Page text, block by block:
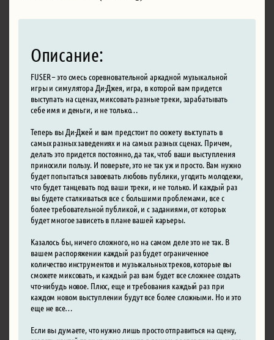
Описание:
FUSER – это смесь соревновательной аркадной музыкальной
игры и симулятора Ди-Джея, игра, в которой вам придется
выступать на сценах, миксовать разные треки, зарабатывать
себе имя и деньги, и не только…
Теперь вы Ди-Джей и вам предстоит по сюжету выступать в
самых разных заведениях и на самых разных сценах. Причем,
делать это придется постоянно, да так, чтоб ваши выступления
приносили пользу. И поверьте, это не так уж и просто. Вам нужно
будет попытаться завоевать любовь публики, угодить молодежи,
что будет танцевать под ваши треки, и не только. И каждый раз
вы будете сталкиваться все с большими проблемами, все с
более требовательной публикой, и с заданиями, от которых
будет многое зависеть в плане вашей карьеры.
Казалось бы, ничего сложного, но на самом деле это не так. В
вашем распоряжении каждый раз будет ограниченное
количество инструментов и музыкальных треков, которые вы
сможете миксовать, и каждый раз вам будет все сложнее создать
что-нибудь новое. Плюс, еще и требования каждый раз при
каждом новом выступлении будут все более сложными. Но и это
еще не все…
Если вы думаете, что нужно лишь просто отправиться на сцену,